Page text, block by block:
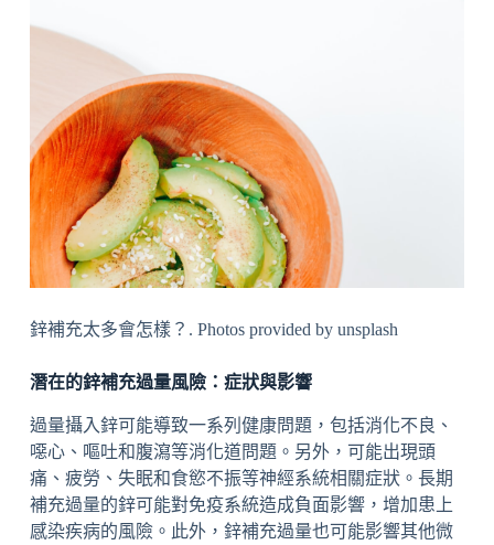
鋅補充太多會怎樣？. Photos provided by unsplash
潛在的鋅補充過量風險：症狀與影響
過量攝入鋅可能導致一系列健康問題，包括消化不良、
噁心、嘔吐和腹瀉等消化道問題。另外，可能出現頭
痛、疲勞、失眠和食慾不振等神經系統相關症狀。長期
補充過量的鋅可能對免疫系統造成負面影響，增加患上
感染疾病的風險。此外，鋅補充過量也可能影響其他微